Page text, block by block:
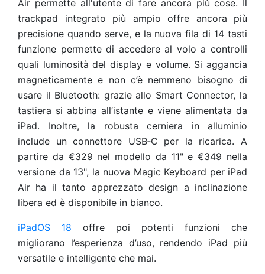
Air permette all'utente di fare ancora più cose. Il
trackpad integrato più ampio offre ancora più
precisione quando serve, e la nuova fila di 14 tasti
funzione permette di accedere al volo a controlli
quali luminosità del display e volume. Si aggancia
magneticamente e non c’è nemmeno bisogno di
usare il Bluetooth: grazie allo Smart Connector, la
tastiera si abbina all’istante e viene alimentata da
iPad. Inoltre, la robusta cerniera in alluminio
include un connettore USB‑C per la ricarica. A
partire da €329 nel modello da 11" e €349 nella
versione da 13", la nuova Magic Keyboard per iPad
Air ha il tanto apprezzato design a inclinazione
libera ed è disponibile in bianco.
iPadOS 18
offre poi potenti funzioni che
migliorano l’esperienza d’uso, rendendo iPad più
versatile e intelligente che mai.